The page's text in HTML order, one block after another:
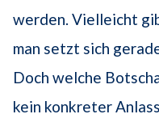
werden. Vielleicht
man setzt sich
Doch welche
kein konkreter